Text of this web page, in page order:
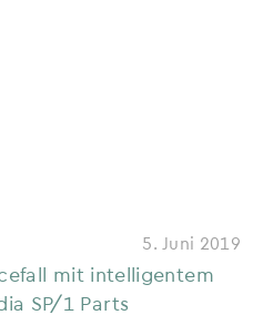
5. Juni 2019
mit intelligentem
SP/1 Parts